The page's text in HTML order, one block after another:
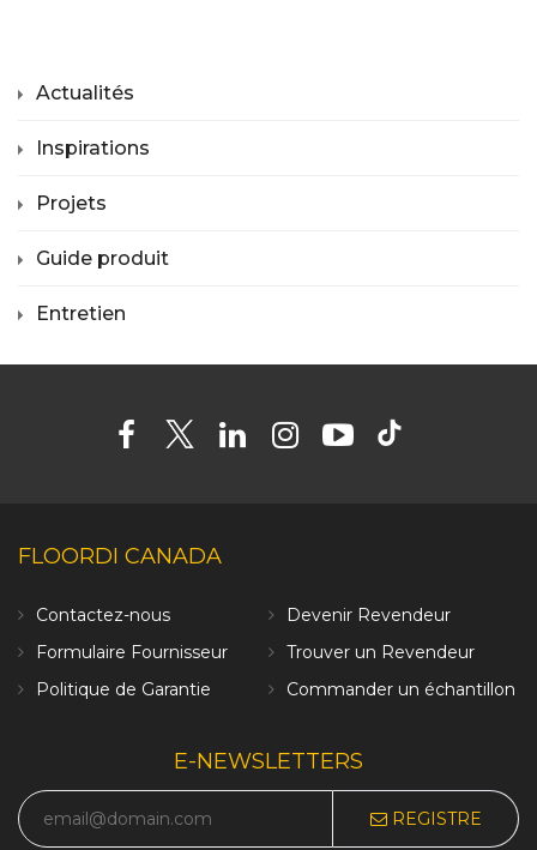
Actualités
Inspirations
Projets
Guide produit
Entretien
FLOORDI CANADA
Contactez-nous
Devenir Revendeur
Formulaire Fournisseur
Trouver un Revendeur
Politique de Garantie
Commander un échantillon
E-NEWSLETTERS
REGISTRE